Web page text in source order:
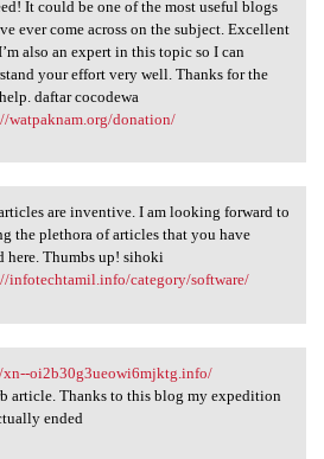
It could be one of
It could be one of the most useful blogs
ever come across on the subject. Excellent
also an expert in this topic so I can
your effort very well. Thanks for the
daftar cocodewa
watpaknam.org/donation/
are inventive.
are inventive. I am looking forward to
the plethora of articles that you have
here. Thumbs up! sihoki
infotechtamil.info/category/software/
oi2b30g3ueowi6mjktg.info/
article. Thanks to this blog my expedition
ended